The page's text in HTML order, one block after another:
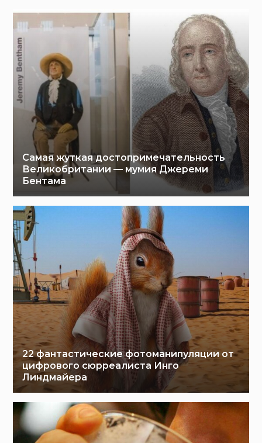
Самая жуткая достопримечательность
Великобритании — мумия Джереми
Бентама
22 фантастические фотоманипуляции от
цифрового сюрреалиста Инго
Линдмайера